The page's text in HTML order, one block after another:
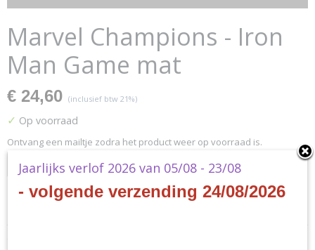
Marvel Champions - Iron
Man Game mat
€ 24,60 (inclusief btw 21%)
✓ Op voorraad
Ontvang een mailtje zodra het product weer op voorraad is.
Verstuur
Jaarlijks verlof 2026 van 05/08 - 23/08
- volgende verzending 24/08/2026